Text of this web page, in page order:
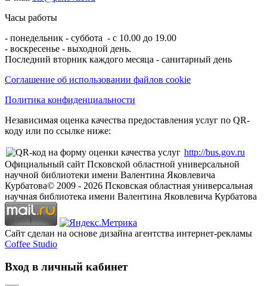
Часы работы
- понедельник - суббота - с 10.00 до 19.00
- воскресенье - выходной день.
Последний вторник каждого месяца - санитарный день
Соглашение об использовании файлов cookie
Политика конфиденциальности
Независимая оценка качества предоставления услуг по QR-
коду или по ссылке ниже:
http://bus.gov.ru
Официальный сайт Псковской областной универсальной
научной библиотеки имени Валентина Яковлевича
Курбатова© 2009 - 2026 Псковская областная универсальная
научная библиотека имени Валентина Яковлевича Курбатова
Сайт сделан на основе дизайна агентства интернет-рекламы
Coffee Studio
Вход в личный кабинет